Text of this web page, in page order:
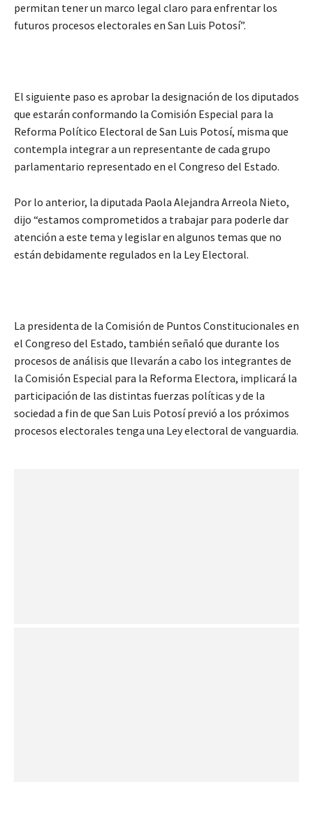
permitan tener un marco legal claro para enfrentar los
futuros procesos electorales en San Luis Potosí”.
El siguiente paso es aprobar la designación de los diputados
que estarán conformando la Comisión Especial para la
Reforma Político Electoral de San Luis Potosí, misma que
contempla integrar a un representante de cada grupo
parlamentario representado en el Congreso del Estado.
Por lo anterior, la diputada Paola Alejandra Arreola Nieto,
dijo “estamos comprometidos a trabajar para poderle dar
atención a este tema y legislar en algunos temas que no
están debidamente regulados en la Ley Electoral.
La presidenta de la Comisión de Puntos Constitucionales en
el Congreso del Estado, también señaló que durante los
procesos de análisis que llevarán a cabo los integrantes de
la Comisión Especial para la Reforma Electora, implicará la
participación de las distintas fuerzas políticas y de la
sociedad a fin de que San Luis Potosí previó a los próximos
procesos electorales tenga una Ley electoral de vanguardia.